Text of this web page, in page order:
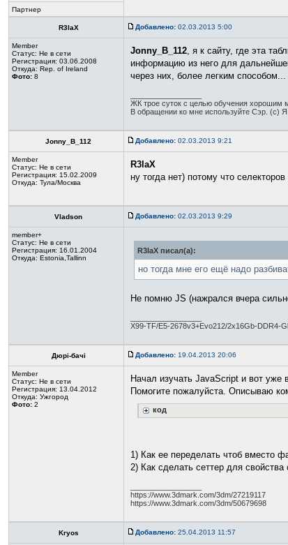
Партнер
R3laX Добавлено: 02.03.2013 5:00
Member
Статус: Не в сети
Регистрация: 03.06.2008
Откуда: Rep. of Ireland
Фото: 8
Jonny_B_112, я к сайту, где эта
информацию из него для
через них, более легким способом...
ЖК трое суток с целью обучения хорошим
В обращении ко мне используйте Сэр. (с) Я
Jonny_B_112 Добавлено: 02.03.2013 9:21
Member
Статус: Не в сети
Регистрация: 15.02.2009
Откуда: Тула/Москва
R3laX
ну тогда нет) потому что
Vladson Добавлено: 02.03.2013 9:29
member+
Статус: Не в сети
Регистрация: 16.01.2004
Откуда: Estonia,Tallinn
R3laX писал(а):
но тогда мне его ещё надо
Не помню JS (нажрался вчера
X99-TF/E5-2678v3+Evo212/2x16Gb-DDR4-
Дюрі-бачі Добавлено: 19.04.2013 20:06
Member
Статус: Не в сети
Регистрация: 13.04.2012
Откуда: Ужгород
Фото: 2
Начал изучать JavaScript и вот
Помогите пожалуйста. Описываю
код
1) Как ее переделать чтоб вместо
2) Как сделать сеттер для
https://www.3dmark.com/3dm/27219117
https://www.3dmark.com/3dm/50679698
Kryos Добавлено: 25.04.2013 11:57